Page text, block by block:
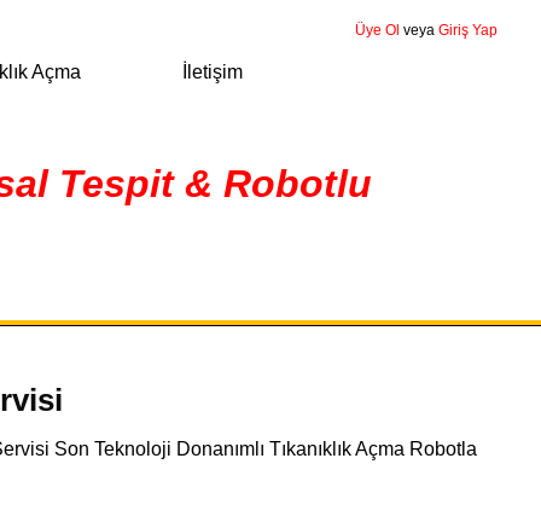
Açma İletişim
Tespit & Robotlu
Üye Ol veya Giriş Yap
Son Teknoloji Donanımlı Tıkanıklık Açma Robotla